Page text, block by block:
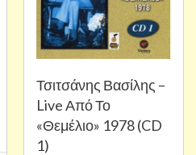
Τσιτσάνης Βασίλης ‎–
Live Από Το
«Θεμέλιο» 1978 (CD
1)